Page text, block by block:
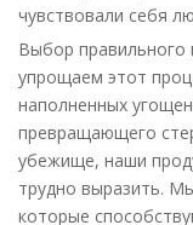
чувствовали себя
Выбор
упрощаем этот
наполненных
превращающего
убежище, наши
трудно выразить.
которые